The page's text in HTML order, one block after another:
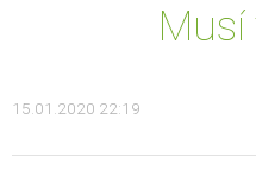
Musí
15.01.2020 22:19